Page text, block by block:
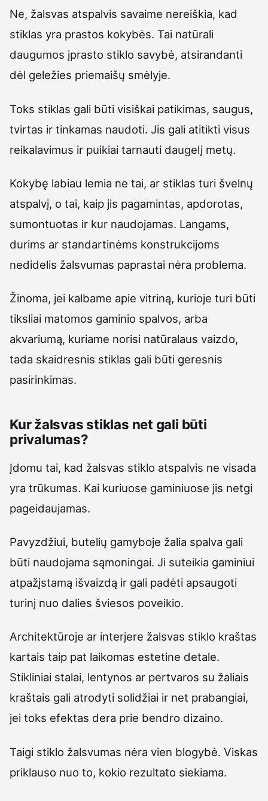
Ne, žalsvas atspalvis savaime nereiškia, kad
stiklas yra prastos kokybės. Tai natūrali
daugumos įprasto stiklo savybė, atsirandanti
dėl geležies priemaišų smėlyje.
Toks stiklas gali būti visiškai patikimas, saugus,
tvirtas ir tinkamas naudoti. Jis gali atitikti visus
reikalavimus ir puikiai tarnauti daugelį metų.
Kokybę labiau lemia ne tai, ar stiklas turi švelnų
atspalvį, o tai, kaip jis pagamintas, apdorotas,
sumontuotas ir kur naudojamas. Langams,
durims ar standartinėms konstrukcijoms
nedidelis žalsvumas paprastai nėra problema.
Žinoma, jei kalbame apie vitriną, kurioje turi būti
tiksliai matomos gaminio spalvos, arba
akvariumą, kuriame norisi natūralaus vaizdo,
tada skaidresnis stiklas gali būti geresnis
pasirinkimas.
Kur žalsvas stiklas net gali būti
privalumas?
Įdomu tai, kad žalsvas stiklo atspalvis ne visada
yra trūkumas. Kai kuriuose gaminiuose jis netgi
pageidaujamas.
Pavyzdžiui, butelių gamyboje žalia spalva gali
būti naudojama sąmoningai. Ji suteikia gaminiui
atpažįstamą išvaizdą ir gali padėti apsaugoti
turinį nuo dalies šviesos poveikio.
Architektūroje ar interjere žalsvas stiklo kraštas
kartais taip pat laikomas estetine detale.
Stikliniai stalai, lentynos ar pertvaros su žaliais
kraštais gali atrodyti solidžiai ir net prabangiai,
jei toks efektas dera prie bendro dizaino.
Taigi stiklo žalsvumas nėra vien blogybė. Viskas
priklauso nuo to, kokio rezultato siekiama.